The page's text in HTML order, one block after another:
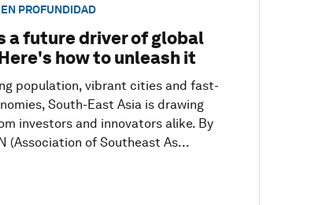
PROFUNDIDAD
a future driver of global
how to unleash it
population, vibrant cities and fast-
South-East Asia is drawing
investors and innovators alike. By
(Association of Southeast As...